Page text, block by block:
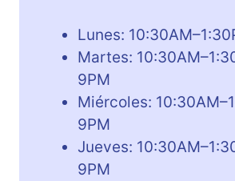
Lunes:
Martes:
9PM
Miércoles:
9PM
Jueves:
9PM